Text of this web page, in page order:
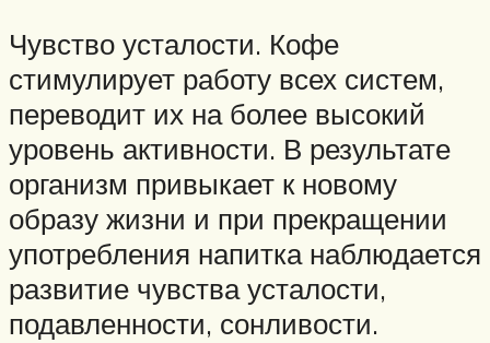
Чувство усталости. Кофе
стимулирует работу всех систем,
переводит их на более высокий
уровень активности. В результате
организм привыкает к новому
образу жизни и при прекращении
употребления напитка наблюдается
развитие чувства усталости,
подавленности, сонливости.